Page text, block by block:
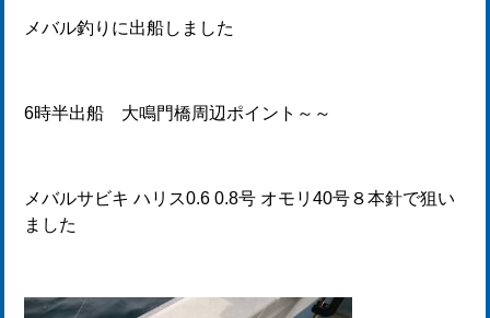
メバル釣りに出船しました
6時半出船 大鳴門橋周辺ポイント～～
メバルサビキ ハリス0.6 0.8号 オモリ40号８本針で狙い
ました